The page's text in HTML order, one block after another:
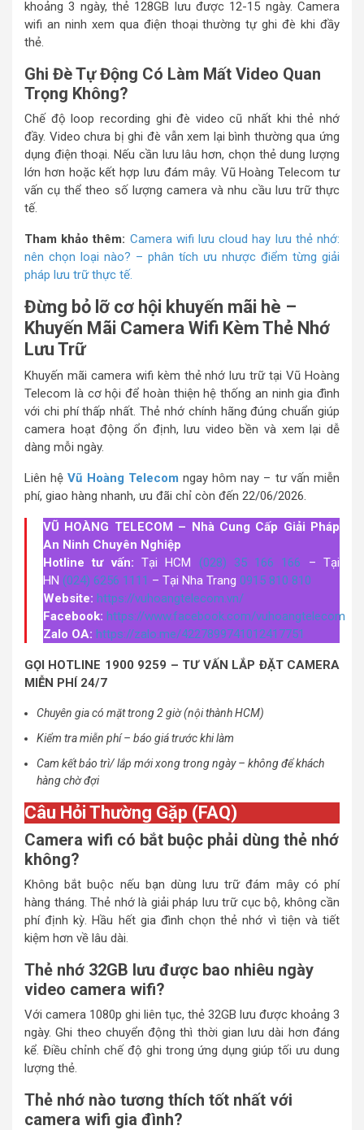
khoảng 3 ngày, thẻ 128GB lưu được 12-15 ngày. Camera
wifi an ninh xem qua điện thoại thường tự ghi đè khi đầy
thẻ.
Ghi Đè Tự Động Có Làm Mất Video Quan
Trọng Không?
Chế độ loop recording ghi đè video cũ nhất khi thẻ nhớ
đầy. Video chưa bị ghi đè vẫn xem lại bình thường qua ứng
dụng điện thoại. Nếu cần lưu lâu hơn, chọn thẻ dung lượng
lớn hơn hoặc kết hợp lưu đám mây. Vũ Hoàng Telecom tư
vấn cụ thể theo số lượng camera và nhu cầu lưu trữ thực
tế.
Tham khảo thêm: Camera wifi lưu cloud hay lưu thẻ nhớ:
nên chọn loại nào? – phân tích ưu nhược điểm từng giải
pháp lưu trữ thực tế.
Đừng bỏ lỡ cơ hội khuyến mãi hè –
Khuyến Mãi Camera Wifi Kèm Thẻ Nhớ
Lưu Trữ
Khuyến mãi camera wifi kèm thẻ nhớ lưu trữ tại Vũ Hoàng
Telecom là cơ hội để hoàn thiện hệ thống an ninh gia đình
với chi phí thấp nhất. Thẻ nhớ chính hãng đúng chuẩn giúp
camera hoạt động ổn định, lưu video bền và xem lại dễ
dàng mỗi ngày.
Liên hệVũ Hoàng Telecom ngay hôm nay – tư vấn miễn
phí, giao hàng nhanh, ưu đãi chỉ còn đến 22/06/2026.
VŨ HOÀNG TELECOM – Nhà Cung Cấp Giải Pháp
An Ninh Chuyên Nghiệp
Hotline tư vấn: Tại HCM (028) 35 166 166 – Tại
HN (024) 6256 1111 – Tại Nha Trang 0915 810 810
Website: https://vuhoangtelecom.vn/
Facebook: https://www.facebook.com/vuhoangtelecom
Zalo OA: https://zalo.me/4227899741012417751
GỌI HOTLINE 1900 9259 – TƯ VẤN LẮP ĐẶT CAMERA
MIỄN PHÍ 24/7
Chuyên gia có mặt trong 2 giờ (nội thành HCM)
Kiểm tra miễn phí – báo giá trước khi làm
Cam kết bảo trì/ lắp mới xong trong ngày – không để khách
hàng chờ đợi
Câu Hỏi Thường Gặp (FAQ)
Camera wifi có bắt buộc phải dùng thẻ nhớ
không?
Không bắt buộc nếu bạn dùng lưu trữ đám mây có phí
hàng tháng. Thẻ nhớ là giải pháp lưu trữ cục bộ, không cần
phí định kỳ. Hầu hết gia đình chọn thẻ nhớ vì tiện và tiết
kiệm hơn về lâu dài.
Thẻ nhớ 32GB lưu được bao nhiêu ngày
video camera wifi?
Với camera 1080p ghi liên tục, thẻ 32GB lưu được khoảng 3
ngày. Ghi theo chuyển động thì thời gian lưu dài hơn đáng
kể. Điều chỉnh chế độ ghi trong ứng dụng giúp tối ưu dung
lượng thẻ.
Thẻ nhớ nào tương thích tốt nhất với
camera wifi gia đình?